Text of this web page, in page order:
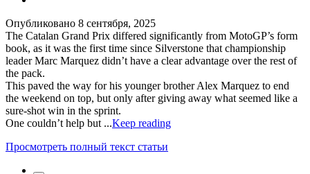
Опубликовано 8 сентября, 2025
The Catalan Grand Prix differed significantly from MotoGP’s form
book, as it was the first time since Silverstone that championship
leader Marc Marquez didn’t have a clear advantage over the rest of
the pack.
This paved the way for his younger brother Alex Marquez to end
the weekend on top, but only after giving away what seemed like a
sure-shot win in the sprint.
One couldn’t help but ...Keep reading
Просмотреть полный текст статьи